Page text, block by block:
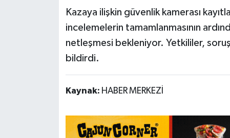
Kazaya ilişkin güvenlik kamerası
incelemelerin tamamlanmasının
netleşmesi bekleniyor. Yetkililer,
bildirdi.
Kaynak: HABER MERKEZİ